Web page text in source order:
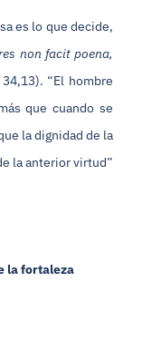
es lo que decide,
non facit poena,
“El hombre
que cuando se
la dignidad de la
la anterior virtud”
la fortaleza